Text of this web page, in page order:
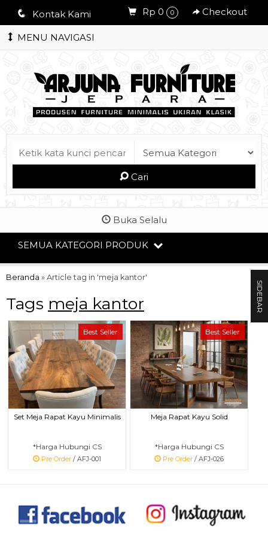
q Kontak Kami Rp 0 0 Checkout
MENU NAVIGASI
Cari
Buka Selalu
SEMUA KATEGORI PRODUK
Beranda » Article tag in 'meja kantor'
Tags meja kantor
Best Seller
Set Meja Rapat Kayu Minimalis
*Harga Hubungi CS
Pre Order / AFJ-001
Best Seller
Meja Rapat Kayu Solid
*Harga Hubungi CS
Pre Order / AFJ-026
SIDEBAR